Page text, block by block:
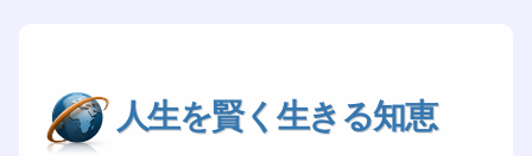
人生を賢く生きる知恵